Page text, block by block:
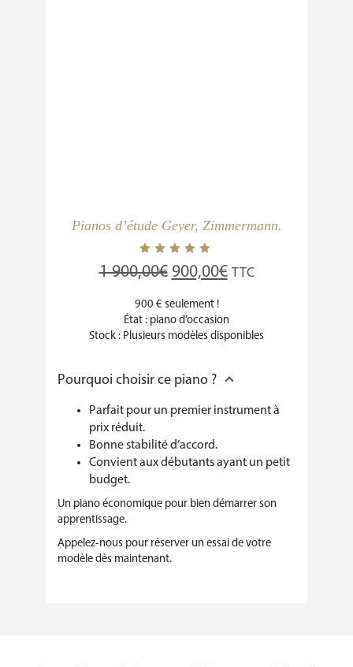
Pianos d’étude Geyer, Zimmermann.
1 900,00€ 900,00€ TTC
900 € seulement !
État : piano d’occasion
Stock : Plusieurs modèles disponibles
Pourquoi choisir ce piano ?
Parfait pour un premier instrument à
prix réduit.
Bonne stabilité d’accord.
Convient aux débutants ayant un petit
budget.
Un piano économique pour bien démarrer son
apprentissage.
Appelez-nous pour réserver un essai de votre
modèle dès maintenant.